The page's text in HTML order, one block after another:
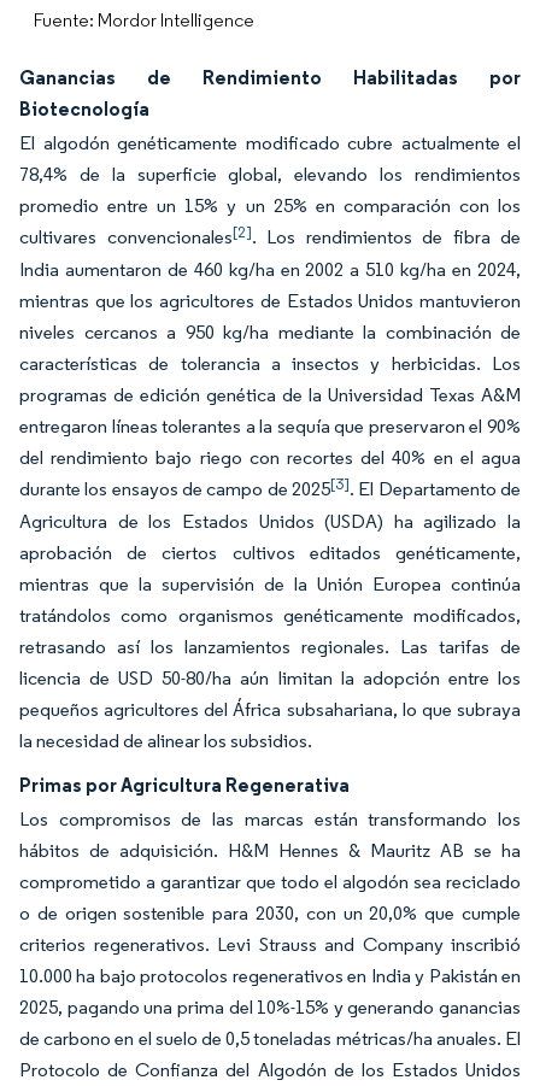
Fuente: Mordor Intelligence
Ganancias de Rendimiento Habilitadas por
Biotecnología
El algodón genéticamente modificado cubre actualmente el
78,4% de la superficie global, elevando los rendimientos
promedio entre un 15% y un 25% en comparación con los
cultivares convencionales[2]. Los rendimientos de fibra de
India aumentaron de 460 kg/ha en 2002 a 510 kg/ha en 2024,
mientras que los agricultores de Estados Unidos mantuvieron
niveles cercanos a 950 kg/ha mediante la combinación de
características de tolerancia a insectos y herbicidas. Los
programas de edición genética de la Universidad Texas A&M
entregaron líneas tolerantes a la sequía que preservaron el 90%
del rendimiento bajo riego con recortes del 40% en el agua
durante los ensayos de campo de 2025[3]. El Departamento de
Agricultura de los Estados Unidos (USDA) ha agilizado la
aprobación de ciertos cultivos editados genéticamente,
mientras que la supervisión de la Unión Europea continúa
tratándolos como organismos genéticamente modificados,
retrasando así los lanzamientos regionales. Las tarifas de
licencia de USD 50-80/ha aún limitan la adopción entre los
pequeños agricultores del África subsahariana, lo que subraya
la necesidad de alinear los subsidios.
Primas por Agricultura Regenerativa
Los compromisos de las marcas están transformando los
hábitos de adquisición. H&M Hennes & Mauritz AB se ha
comprometido a garantizar que todo el algodón sea reciclado
o de origen sostenible para 2030, con un 20,0% que cumple
criterios regenerativos. Levi Strauss and Company inscribió
10.000 ha bajo protocolos regenerativos en India y Pakistán en
2025, pagando una prima del 10%-15% y generando ganancias
de carbono en el suelo de 0,5 toneladas métricas/ha anuales. El
Protocolo de Confianza del Algodón de los Estados Unidos